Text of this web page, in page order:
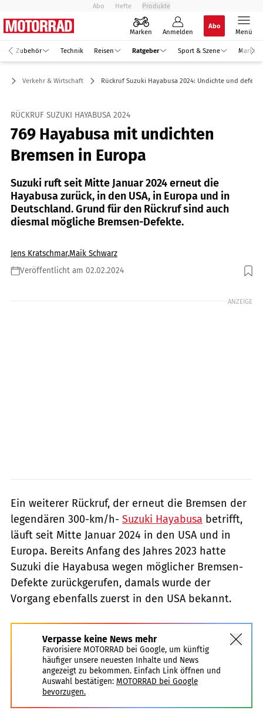
Abo Hefte Produkte
Marken Anmelden
Abo
Menü
Zubehör Technik Reisen Ratgeber Sport & Szene Markt
Verkehr & Wirtschaft Rückruf Suzuki Hayabusa 2024: Undichte und
RÜCKRUF SUZUKI HAYABUSA 2024
769 Hayabusa mit undichten
Bremsen in Europa
Suzuki ruft seit Mitte Januar 2024 erneut die
Hayabusa zurück, in den USA, in Europa und in
Deutschland. Grund für den Rückruf sind auch
diesmal mögliche Bremsen-Defekte.
Jens Kratschmar,Maik Schwarz
Veröffentlicht am 02.02.2024
Foto: Suzuki
ANZEIGE
Ein weiterer Rückruf, der erneut die Bremsen der
legendären 300-km/h- Suzuki Hayabusa betrifft,
läuft seit Mitte Januar 2024 in den USA und in
Europa. Bereits Anfang des Jahres 2023 hatte
Suzuki die Hayabusa wegen möglicher Bremsen-
Defekte zurückgerufen, damals wurde der
Vorgang ebenfalls zuerst in den USA bekannt.
Verpasse keine News mehr
Favorisiere MOTORRAD bei Google, um künftig
häufiger unsere neuesten Inhalte und News
angezeigt zu bekommen. Einfach Link öffnen und
Auswahl bestätigen: MOTORRAD bei Google
bevorzugen.